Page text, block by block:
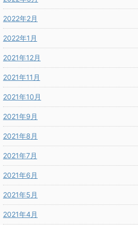
2022年2月
2022年1月
2021年12月
2021年11月
2021年10月
2021年9月
2021年8月
2021年7月
2021年6月
2021年5月
2021年4月